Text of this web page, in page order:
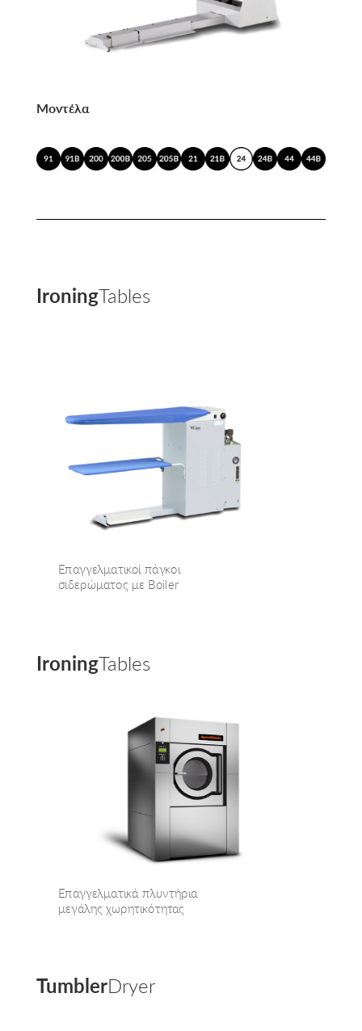
Μοντέλα
IroningTables
Επαγγελματικοί πάγκοι
σιδερώματος με Boiler
IroningTables
Επαγγελματικά πλυντήρια
μεγάλης χωρητικότητας
TumblerDryer